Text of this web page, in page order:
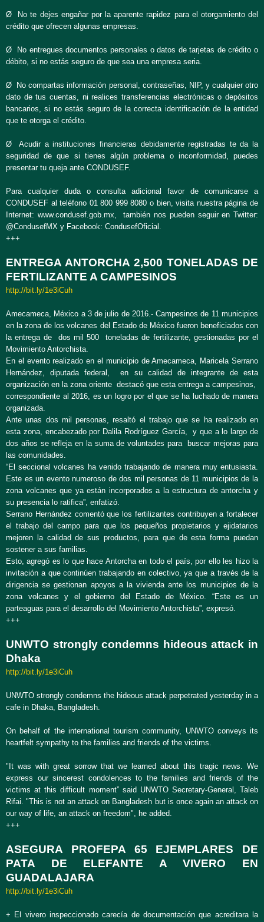
Ø No te dejes engañar por la aparente rapidez para el otorgamiento del
crédito que ofrecen algunas empresas.
Ø No entregues documentos personales o datos de tarjetas de crédito o
débito, si no estás seguro de que sea una empresa seria.
Ø No compartas información personal, contraseñas, NIP, y cualquier otro
dato de tus cuentas, ni realices transferencias electrónicas o depósitos
bancarios, si no estás seguro de la correcta identificación de la entidad
que te otorga el crédito.
Ø Acudir a instituciones financieras debidamente registradas te da la
seguridad de que si tienes algún problema o inconformidad, puedes
presentar tu queja ante CONDUSEF.
Para cualquier duda o consulta adicional favor de comunicarse a
CONDUSEF al teléfono 01 800 999 8080 o bien, visita nuestra página de
Internet: www.condusef.gob.mx, también nos pueden seguir en Twitter:
@CondusefMX y Facebook: CondusefOficial.
+++
ENTREGA ANTORCHA 2,500 TONELADAS DE
FERTILIZANTE A CAMPESINOS
http://bit.ly/1e3iCuh
Amecameca, México a 3 de julio de 2016.- Campesinos de 11 municipios
en la zona de los volcanes del Estado de México fueron beneficiados con
la entrega de dos mil 500 toneladas de fertilizante, gestionadas por el
Movimiento Antorchista.
En el evento realizado en el municipio de Amecameca, Maricela Serrano
Hernández, diputada federal, en su calidad de integrante de esta
organización en la zona oriente destacó que esta entrega a campesinos,
correspondiente al 2016, es un logro por el que se ha luchado de manera
organizada.
Ante unas dos mil personas, resaltó el trabajo que se ha realizado en
esta zona, encabezado por Dalila Rodríguez García, y que a lo largo de
dos años se refleja en la suma de voluntades para buscar mejoras para
las comunidades.
“El seccional volcanes ha venido trabajando de manera muy entusiasta.
Este es un evento numeroso de dos mil personas de 11 municipios de la
zona volcanes que ya están incorporados a la estructura de antorcha y
su presencia lo ratifica”, enfatizó.
Serrano Hernández comentó que los fertilizantes contribuyen a fortalecer
el trabajo del campo para que los pequeños propietarios y ejidatarios
mejoren la calidad de sus productos, para que de esta forma puedan
sostener a sus familias.
Esto, agregó es lo que hace Antorcha en todo el país, por ello les hizo la
invitación a que continúen trabajando en colectivo, ya que a través de la
dirigencia se gestionan apoyos a la vivienda ante los municipios de la
zona volcanes y el gobierno del Estado de México. “Este es un
parteaguas para el desarrollo del Movimiento Antorchista”, expresó.
+++
UNWTO strongly condemns hideous attack in
Dhaka
http://bit.ly/1e3iCuh
UNWTO strongly condemns the hideous attack perpetrated yesterday in a
cafe in Dhaka, Bangladesh.
On behalf of the international tourism community, UNWTO conveys its
heartfelt sympathy to the families and friends of the victims.
"It was with great sorrow that we learned about this tragic news. We
express our sincerest condolences to the families and friends of the
victims at this difficult moment” said UNWTO Secretary-General, Taleb
Rifai. "This is not an attack on Bangladesh but is once again an attack on
our way of life, an attack on freedom", he added.
+++
ASEGURA PROFEPA 65 EJEMPLARES DE
PATA DE ELEFANTE A VIVERO EN
GUADALAJARA
http://bit.ly/1e3iCuh
+ El vivero inspeccionado carecía de documentación que acreditara la